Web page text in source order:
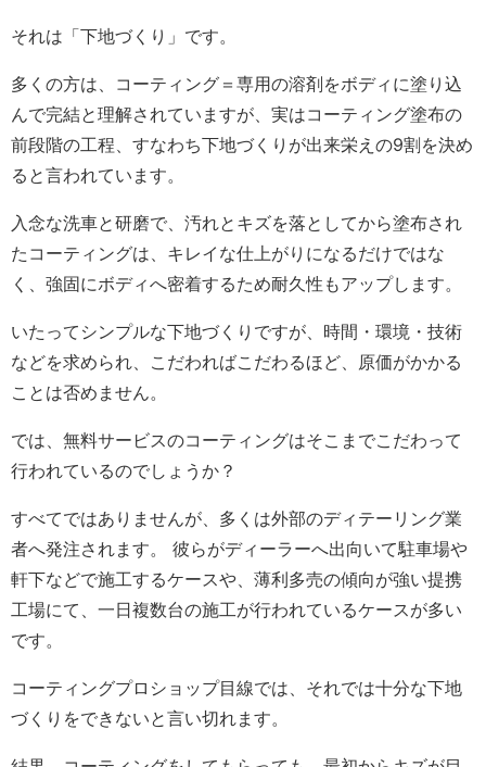
それは「下地づくり」です。
多くの方は、コーティング＝専用の溶剤をボディに塗り込
んで完結と理解されていますが、実はコーティング塗布の
前段階の工程、すなわち下地づくりが出来栄えの9割を決め
ると言われています。
入念な洗車と研磨で、汚れとキズを落としてから塗布され
たコーティングは、キレイな仕上がりになるだけではな
く、強固にボディへ密着するため耐久性もアップします。
いたってシンプルな下地づくりですが、時間・環境・技術
などを求められ、こだわればこだわるほど、原価がかかる
ことは否めません。
では、無料サービスのコーティングはそこまでこだわって
行われているのでしょうか？
すべてではありませんが、多くは外部のディテーリング業
者へ発注されます。 彼らがディーラーへ出向いて駐車場や
軒下などで施工するケースや、薄利多売の傾向が強い提携
工場にて、一日複数台の施工が行われているケースが多い
です。
コーティングプロショップ目線では、それでは十分な下地
づくりをできないと言い切れます。